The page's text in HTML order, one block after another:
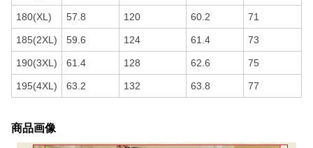
180(XL) 57.8 120 60.2 71
185(2XL) 59.6 124 61.4 73
190(3XL) 61.4 128 62.6 75
195(4XL) 63.2 132 63.8 77
商品画像